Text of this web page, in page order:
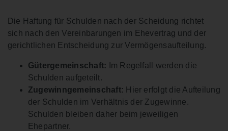
Die Haftung für Schulden nach der Scheidung richtet
sich nach den Vereinbarungen im Ehevertrag und der
gerichtlichen Entscheidung zur Vermögensaufteilung.
Gütergemeinschaft: Im Regelfall werden die
Schulden aufgeteilt.
Zugewinngemeinschaft: Hier erfolgt die Aufteilung
der Schulden im Verhältnis der Zugewinne.
Schulden bleiben daher beim jeweiligen
Ehepartner.